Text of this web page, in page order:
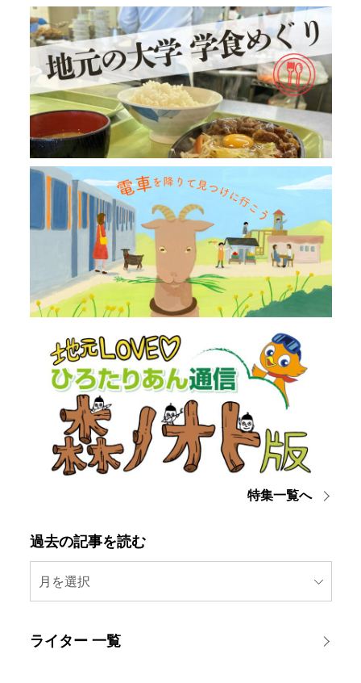
特集一覧へ
過去の記事を読む
月を選択
ライター 一覧